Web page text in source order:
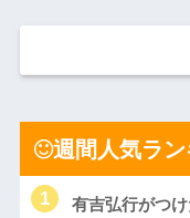
週間人気ラ
有吉弘行がつ